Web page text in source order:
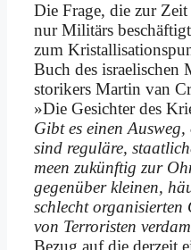
Die Fra­ge, die zur
nur Mi­li­tärs
zum
Buch des
sto­ri­kers Mar­tin van
»Die Ge­sich­ter des
Gibt es ei­nen Aus­weg,
sind re­gu­lä­re,
meen zu­künf­tig zur
ge­gen­über klei­nen,
schlecht or­ga­ni­sier­ten
von Ter­ro­ri­sten